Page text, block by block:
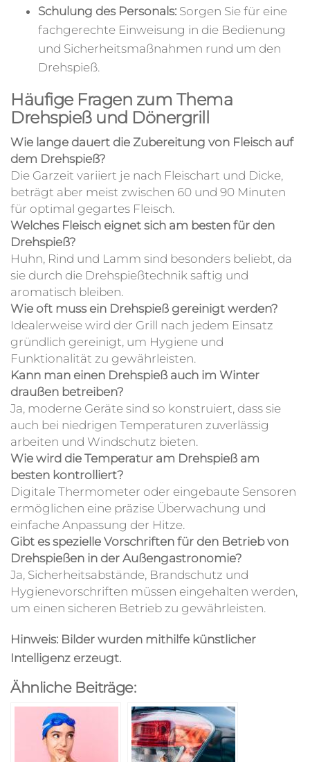
Schulung des Personals: Sorgen Sie für eine
fachgerechte Einweisung in die Bedienung
und Sicherheitsmaßnahmen rund um den
Drehspieß.
Häufige Fragen zum Thema
Drehspieß und Dönergrill
Wie lange dauert die Zubereitung von Fleisch auf
dem Drehspieß?
Die Garzeit variiert je nach Fleischart und Dicke,
beträgt aber meist zwischen 60 und 90 Minuten
für optimal gegartes Fleisch.
Welches Fleisch eignet sich am besten für den
Drehspieß?
Huhn, Rind und Lamm sind besonders beliebt, da
sie durch die Drehspießtechnik saftig und
aromatisch bleiben.
Wie oft muss ein Drehspieß gereinigt werden?
Idealerweise wird der Grill nach jedem Einsatz
gründlich gereinigt, um Hygiene und
Funktionalität zu gewährleisten.
Kann man einen Drehspieß auch im Winter
draußen betreiben?
Ja, moderne Geräte sind so konstruiert, dass sie
auch bei niedrigen Temperaturen zuverlässig
arbeiten und Windschutz bieten.
Wie wird die Temperatur am Drehspieß am
besten kontrolliert?
Digitale Thermometer oder eingebaute Sensoren
ermöglichen eine präzise Überwachung und
einfache Anpassung der Hitze.
Gibt es spezielle Vorschriften für den Betrieb von
Drehspießen in der Außengastronomie?
Ja, Sicherheitsabstände, Brandschutz und
Hygienevorschriften müssen eingehalten werden,
um einen sicheren Betrieb zu gewährleisten.
Hinweis: Bilder wurden mithilfe künstlicher
Intelligenz erzeugt.
Ähnliche Beiträge: